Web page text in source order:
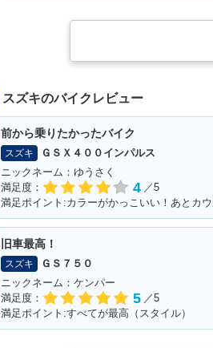
スズキのバイクレビュー
前から乗りたかったバイク
スズキ
ＧＳＸ４００インパルス
ニックネーム：ゆうさく
満足度：
4 ／5
満足ポイント:カラーがかっこいい！あとカウ
旧車最高！
スズキ
ＧＳ７５０
ニックネーム：ケンパー
満足度：
5 ／5
満足ポイント:すべてが最高（スタイル）